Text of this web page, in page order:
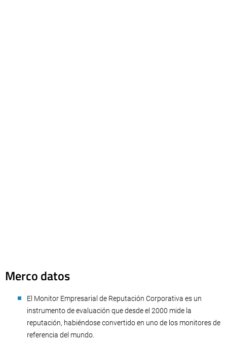
Merco datos
El Monitor Empresarial de Reputación Corporativa es un
instrumento de evaluación que desde el 2000 mide la
reputación, habiéndose convertido en uno de los monitores de
referencia del mundo.